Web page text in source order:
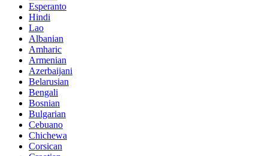
Esperanto
Hindi
Lao
Albanian
Amharic
Armenian
Azerbaijani
Belarusian
Bengali
Bosnian
Bulgarian
Cebuano
Chichewa
Corsican